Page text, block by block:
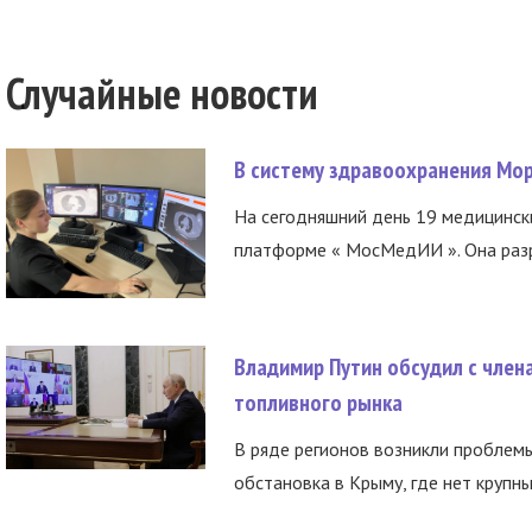
Случайные новости
В систему здравоохранения
На сегодняшний день 19
платформе « МосМедИИ ». Она
Владимир Путин обсудил с
топливного рынка
В ряде регионов возникли
обстановка в Крыму, где нет